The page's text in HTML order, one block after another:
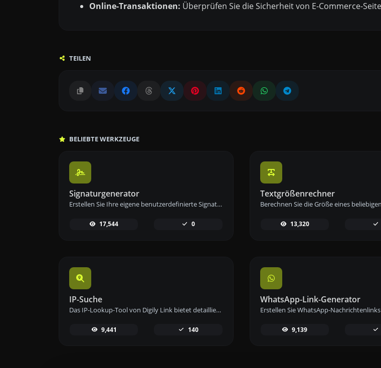
Online-Transaktionen: Überprüfen Sie die Sicherheit von E-Commerce-
TEILEN
BELIEBTE WERKZEUGE
Signaturgenerator
Erstellen Sie Ihre eigene benutzerdefinierte Signatur und laden Sie sie einfach mit unserem Signaturgenerator-Tool für personalisierte E-Signaturen herunter.
17,544 0
Textgrößenrechner
13,320
IP-Suche
Das IP-Lookup-Tool von Digily Link bietet detaillierte Informationen zu jeder IP-Adresse. Nutzen Sie diesen kostenlosen Online-Dienst, um umfassende IP-Daten zu erhalten.
9,441 140
WhatsApp-Link-Generator
9,139